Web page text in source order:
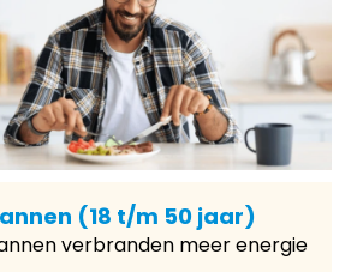
(18 t/m 50 jaar)
verbranden meer energie